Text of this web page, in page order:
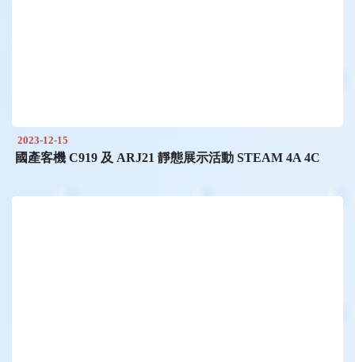
2023-12-15
國產客機 C919 及 ARJ21 靜態展示活動 STEAM 4A 4C